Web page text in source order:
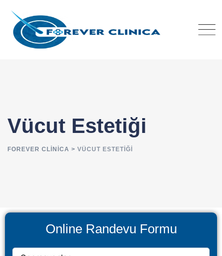
Vücut Estetiği
FOREVER CLINICA > VÜCUT ESTETIĞI
Online Randevu Formu